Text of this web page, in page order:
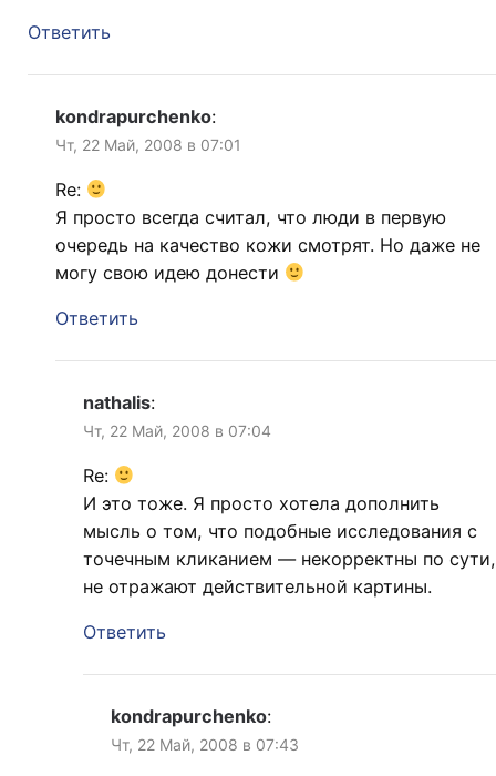
Ответить
kondrapurchenko:
Чт, 22 Май, 2008 в 07:01
Re:
Я просто всегда считал, что люди в первую
очередь на качество кожи смотрят. Но даже не
могу свою идею донести
Ответить
nathalis:
Чт, 22 Май, 2008 в 07:04
Re:
И это тоже. Я просто хотела дополнить
мысль о том, что подобные исследования с
точечным кликанием — некорректны по сути,
не отражают действительной картины.
Ответить
kondrapurchenko:
Чт, 22 Май, 2008 в 07:43